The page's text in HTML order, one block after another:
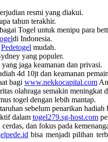
resmi yang diakui.
tahun terakhir.
Togel untuk menipu para
di Indonesia.
Pedetogel mudah.
yang populer.
jaga keamanan dan privasi.
4d 10jt dan keamanan
bagi www.nekkocapital.com
olahraga semakin meningkat
togel dengan lebih mantap.
taruhan sebelum penarikan hadiah
dalam togel279.sg-host.com
dan fokus pada
bisa menjadi pilihan